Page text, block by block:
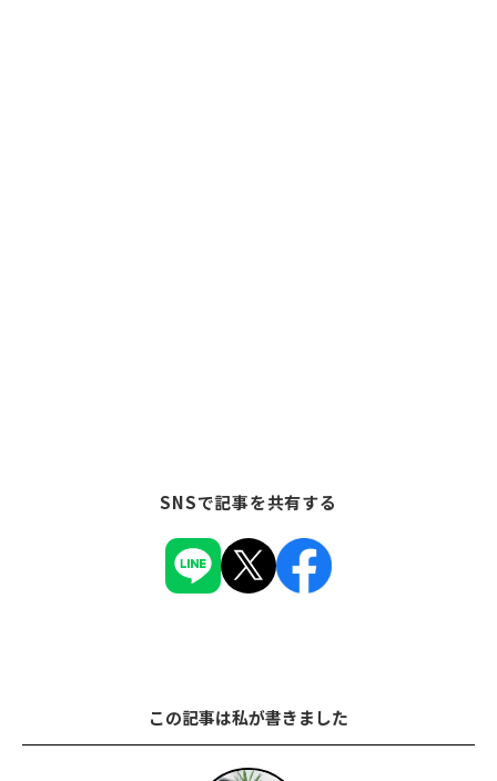
SNSで記事を共有する
この記事は私が書きました